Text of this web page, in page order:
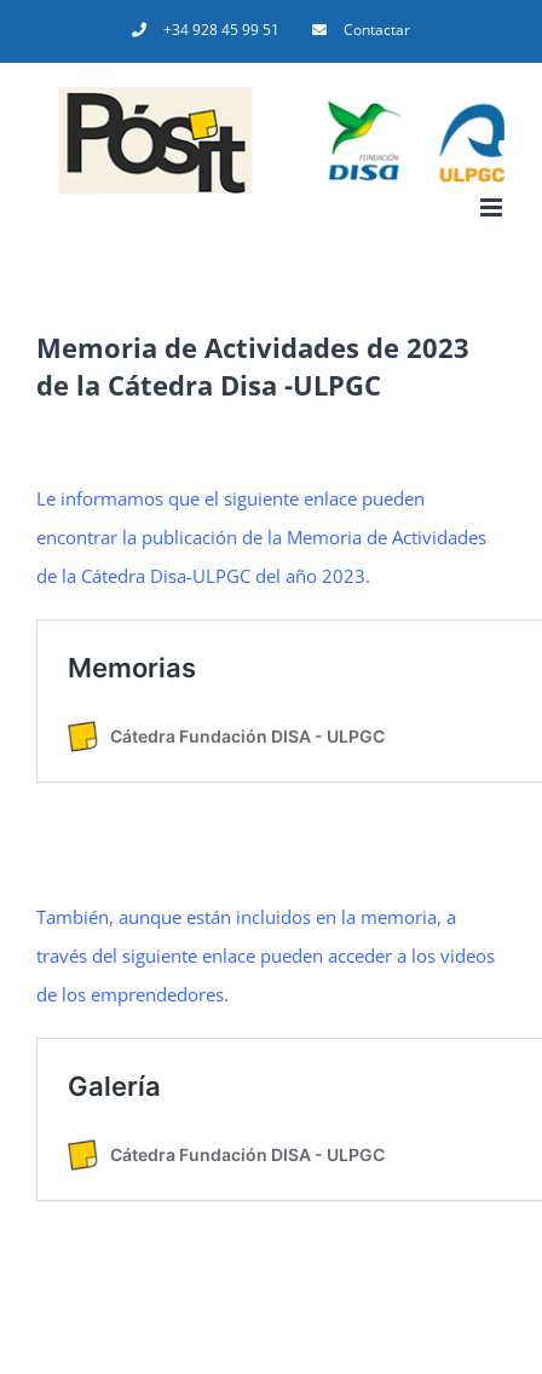
al
contenido
+34 928 45 99 51 Contactar
Memoria de Actividades de 2023
de la Cátedra Disa -ULPGC
Le informamos que el siguiente enlace pueden
encontrar la publicación de la Memoria de Actividades
de la Cátedra Disa-ULPGC del año 2023.
También, aunque están incluidos en la memoria, a
través del siguiente enlace pueden acceder a los videos
de los emprendedores.